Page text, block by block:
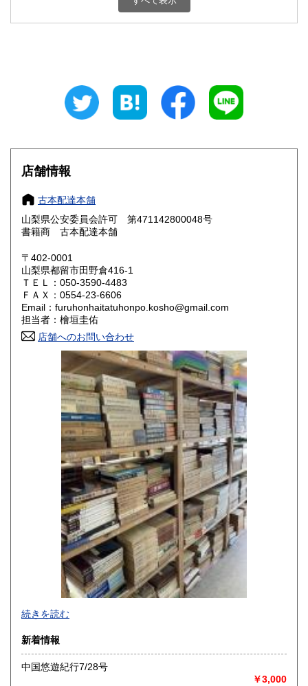
800円 三重県
大阪府
奈良県
鳥取県 800円 島根県
岡山県
山口県 800円
香川県 800円 愛媛県
高知県 800円
800円 長崎県
800円 大分県
800円 鹿児島県
1,500円
店舗情報
古本配達本舗
山梨県公安委員会許可 第471142800048号
書籍商 古本配達本舗
〒402-0001
山梨県都留市田野倉416-1
ＴＥＬ：050-3590-4483
ＦＡＸ：0554-23-6606
Email：furuhonhaitatuhonpo.kosho@gmail.com
担当者：檜垣圭佑
店舗へのお問い合わせ
-
沿線名：-
最寄駅：-
営業時間：-
定休日：-
続きを読む
新着情報
中国悠遊紀行7/28号
￥3,000